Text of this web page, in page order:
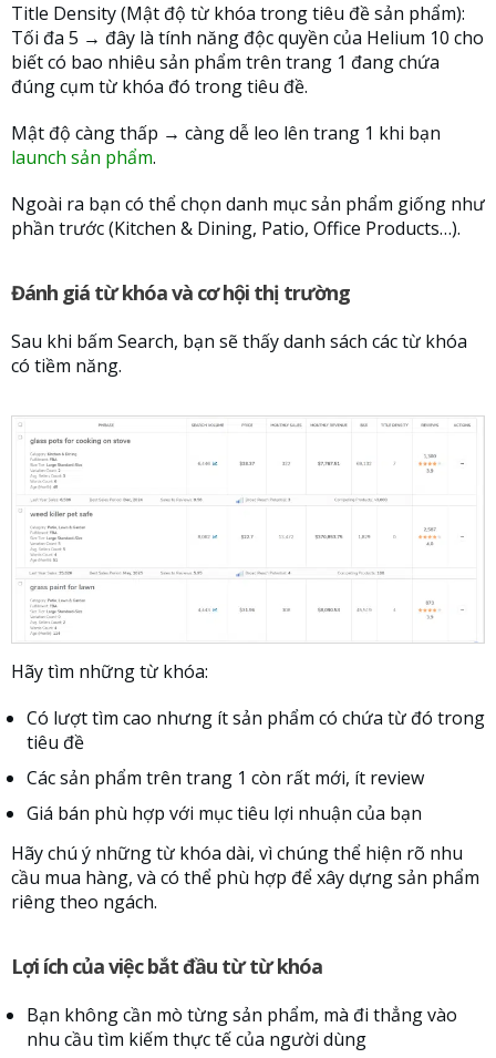
Title Density (Mật độ từ khóa trong tiêu đề sản phẩm):
Tối đa 5 → đây là tính năng độc quyền của Helium 10 cho
biết có bao nhiêu sản phẩm trên trang 1 đang chứa
đúng cụm từ khóa đó trong tiêu đề.
Mật độ càng thấp → càng dễ leo lên trang 1 khi bạn
launch sản phẩm.
Ngoài ra bạn có thể chọn danh mục sản phẩm giống như
phần trước (Kitchen & Dining, Patio, Office Products…).
Đánh giá từ khóa và cơ hội thị trường
Sau khi bấm Search, bạn sẽ thấy danh sách các từ khóa
có tiềm năng.
Hãy tìm những từ khóa:
Có lượt tìm cao nhưng ít sản phẩm có chứa từ đó trong
tiêu đề
Các sản phẩm trên trang 1 còn rất mới, ít review
Giá bán phù hợp với mục tiêu lợi nhuận của bạn
Hãy chú ý những từ khóa dài, vì chúng thể hiện rõ nhu
cầu mua hàng, và có thể phù hợp để xây dựng sản phẩm
riêng theo ngách.
Lợi ích của việc bắt đầu từ từ khóa
Bạn không cần mò từng sản phẩm, mà đi thẳng vào
nhu cầu tìm kiếm thực tế của người dùng